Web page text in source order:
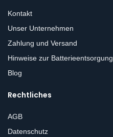
Kontakt
Unser Unternehmen
Zahlung und Versand
Hinweise zur Batterieentsorgung
Blog
Rechtliches
AGB
Datenschutz